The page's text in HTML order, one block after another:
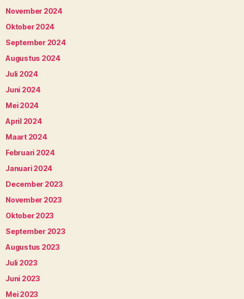
November 2024
Oktober 2024
September 2024
Augustus 2024
Juli 2024
Juni 2024
Mei 2024
April 2024
Maart 2024
Februari 2024
Januari 2024
December 2023
November 2023
Oktober 2023
September 2023
Augustus 2023
Juli 2023
Juni 2023
Mei 2023